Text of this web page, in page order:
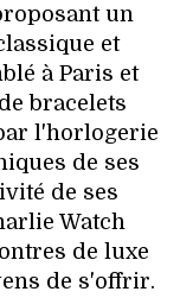
un
et
à Paris et
bracelets
l'horlogerie
de ses
de ses
Watch
de luxe
de s'offrir.